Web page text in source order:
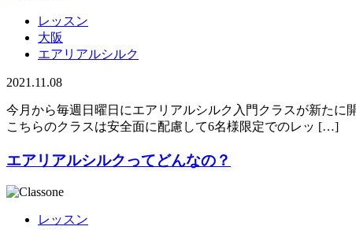
レッスン
大阪
エアリアルシルク
2021.11.08
今月から毎週日曜日にエアリアルシルク入門クラスが新た
こちらのクラスは安全面に配慮して6名様限定でのレッ […]
エアリアルシルクってどんなの？
レッスン